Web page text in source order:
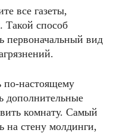
все газеты,
Такой способ
первоначальный вид
по-настоящему
дополнительные
комнату. Самый
на стену молдинги,